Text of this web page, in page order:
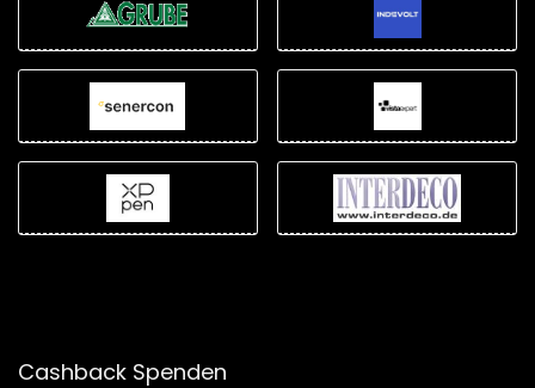
Cashback Spenden